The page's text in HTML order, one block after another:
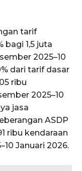
tarif
bagi 1,5 juta
2025–10
dari tarif dasar
ribu
2025–10
jasa
ASDP
ribu kendaraan
Januari 2026.